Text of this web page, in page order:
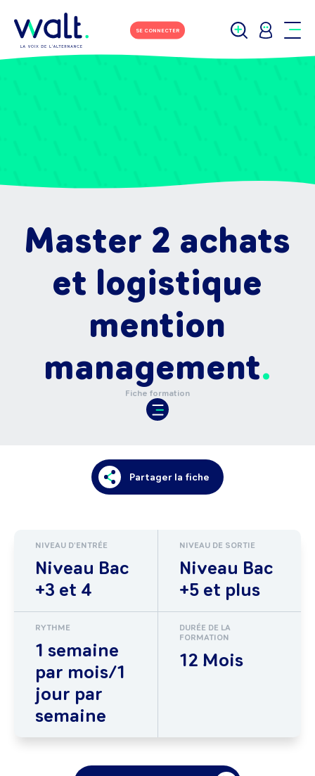
SE CONNECTER
Master 2 achats
et logistique
mention
management
Fiche formation
Partager la fiche
NIVEAU D'ENTRÉE
Niveau Bac
+3 et 4
NIVEAU DE SORTIE
Niveau Bac
+5 et plus
RYTHME
1 semaine
par mois/1
jour par
semaine
DURÉE DE LA
FORMATION
12 Mois